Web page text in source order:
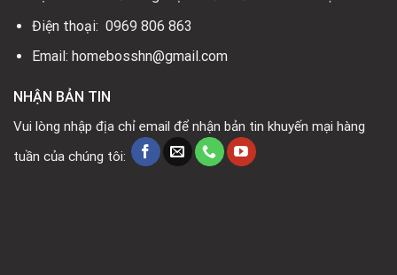
Điện thoại: 0969 806 863
Email: homebosshn@gmail.com
NHẬN BẢN TIN
Vui lòng nhập địa chỉ email để nhận bản tin khuyến mại hàng
tuần của chúng tôi: